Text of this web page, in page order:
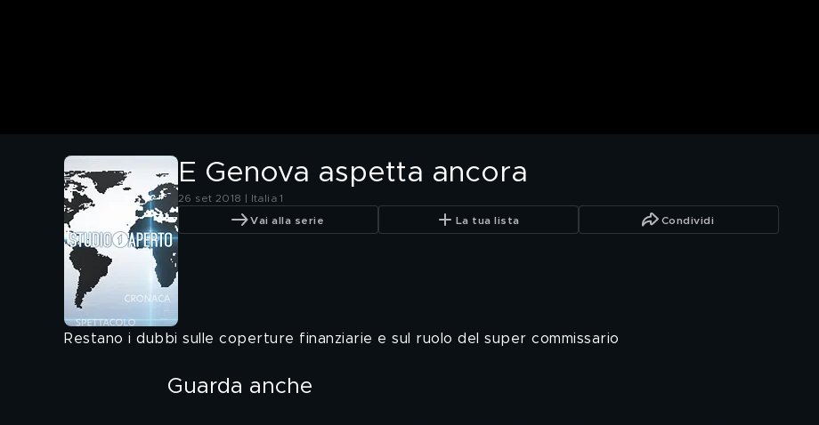
E Genova aspetta ancora
26 set 2018 | Italia 1
Vai alla serie La tua lista Condividi
Restano i dubbi sulle coperture finanziarie e sul ruolo del super commissario
Guarda anche